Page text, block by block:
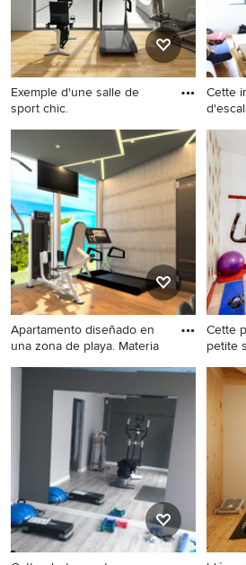
Exemple d'une salle de
sport chic.
Exemple d'une salle de sport
chic.
Cette
Cette
un
Apartamento diseñado en
una zona de playa. Materia
Idée de décoration pour une
salle de sport tradition.
Cette
petite
Cette